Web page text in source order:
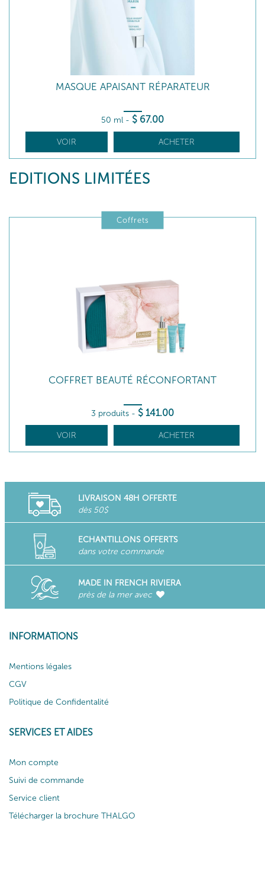
MASQUE APAISANT RÉPARATEUR
50 ml - $ 67.00
VOIR ACHETER
EDITIONS LIMITÉES
Coffrets
COFFRET BEAUTÉ RÉCONFORTANT
3 produits - $ 141.00
VOIR ACHETER
LIVRAISON 48H OFFERTE
dès 50$
ECHANTILLONS OFFERTS
dans votre commande
MADE IN FRENCH RIVIERA
près de la mer avec
INFORMATIONS
Mentions légales
CGV
Politique de Confidentalité
SERVICES ET AIDES
Mon compte
Suivi de commande
Service client
Télécharger la brochure THALGO